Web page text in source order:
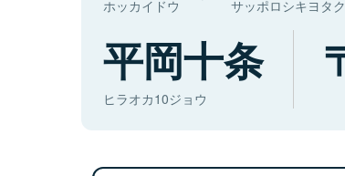
ホッカイドウ サッポロシキヨタク
平岡十条
ヒラオカ10ジョウ